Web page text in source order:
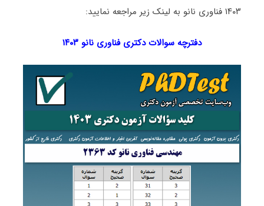
۱۴۰۳ فناوری نانو به لینک زیر مراجعه نمایید:
دفترچه سوالات دکتریفناوری نانو ۱۴۰۳